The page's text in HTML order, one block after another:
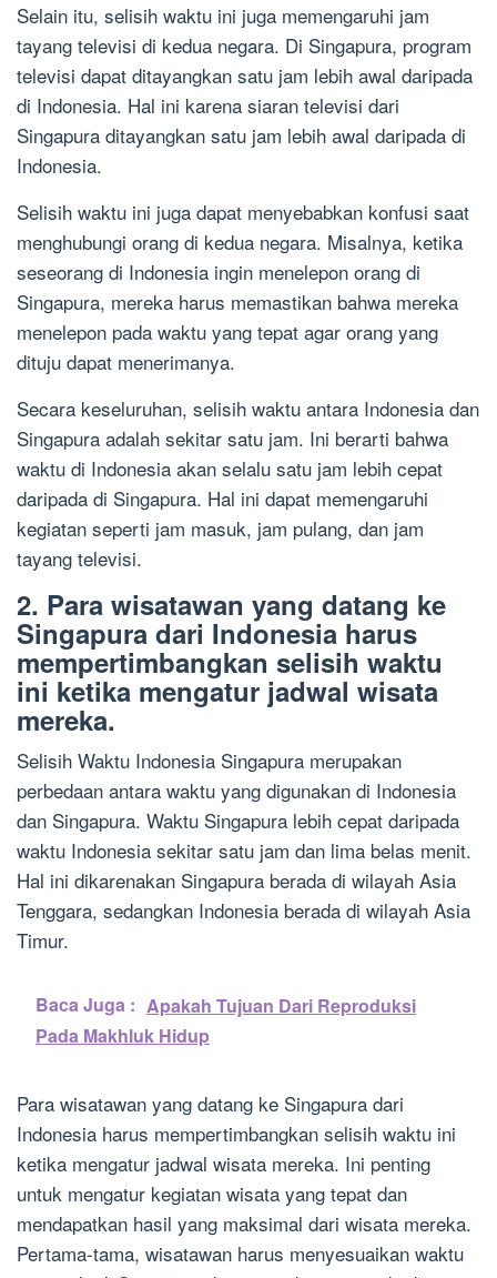
Selain itu, selisih waktu ini juga memengaruhi jam
tayang televisi di kedua negara. Di Singapura, program
televisi dapat ditayangkan satu jam lebih awal daripada
di Indonesia. Hal ini karena siaran televisi dari
Singapura ditayangkan satu jam lebih awal daripada di
Indonesia.
Selisih waktu ini juga dapat menyebabkan konfusi saat
menghubungi orang di kedua negara. Misalnya, ketika
seseorang di Indonesia ingin menelepon orang di
Singapura, mereka harus memastikan bahwa mereka
menelepon pada waktu yang tepat agar orang yang
dituju dapat menerimanya.
Secara keseluruhan, selisih waktu antara Indonesia dan
Singapura adalah sekitar satu jam. Ini berarti bahwa
waktu di Indonesia akan selalu satu jam lebih cepat
daripada di Singapura. Hal ini dapat memengaruhi
kegiatan seperti jam masuk, jam pulang, dan jam
tayang televisi.
2. Para wisatawan yang datang ke
Singapura dari Indonesia harus
mempertimbangkan selisih waktu
ini ketika mengatur jadwal wisata
mereka.
Selisih Waktu Indonesia Singapura merupakan
perbedaan antara waktu yang digunakan di Indonesia
dan Singapura. Waktu Singapura lebih cepat daripada
waktu Indonesia sekitar satu jam dan lima belas menit.
Hal ini dikarenakan Singapura berada di wilayah Asia
Tenggara, sedangkan Indonesia berada di wilayah Asia
Timur.
Baca Juga : Apakah Tujuan Dari Reproduksi
Pada Makhluk Hidup
Para wisatawan yang datang ke Singapura dari
Indonesia harus mempertimbangkan selisih waktu ini
ketika mengatur jadwal wisata mereka. Ini penting
untuk mengatur kegiatan wisata yang tepat dan
mendapatkan hasil yang maksimal dari wisata mereka.
Pertama-tama, wisatawan harus menyesuaikan waktu